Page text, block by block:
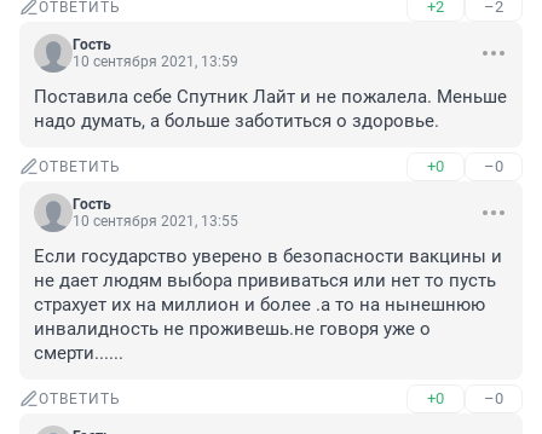
ОТВЕТИТЬ +2 –2
Гость
10 сентября 2021, 13:59
Поставила себе Спутник Лайт и не пожалела. Меньше
надо думать, а больше заботиться о здоровье.
ОТВЕТИТЬ +0 –0
Гость
10 сентября 2021, 13:55
Если государство уверено в безопасности вакцины и
не дает людям выбора прививаться или нет то пусть
страхует их на миллион и более .а то на нынешнюю
инвалидность не проживешь.не говоря уже о
смерти......
ОТВЕТИТЬ +0 –0